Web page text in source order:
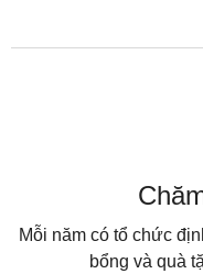
Mỗi năm có tổ chức
bổng và quà